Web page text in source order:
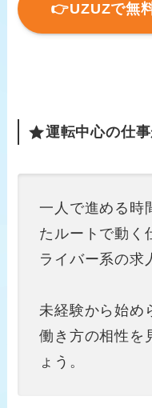
👉UZUZで無
運転中心の仕
一人で進める時
たルートで動く
ライバー系の求
未経験から始め
働き方の相性を
ょう。